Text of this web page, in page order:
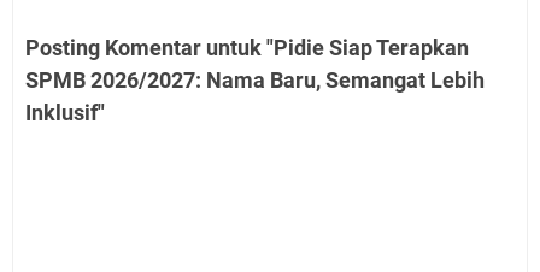
Posting Komentar untuk "Pidie Siap Terapkan
SPMB 2026/2027: Nama Baru, Semangat Lebih
Inklusif"